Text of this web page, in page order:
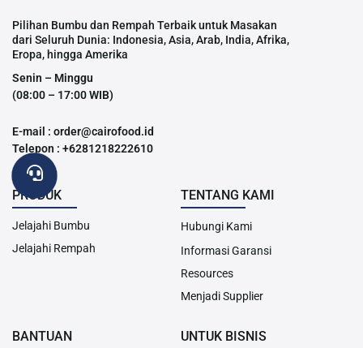
Pilihan Bumbu dan Rempah Terbaik untuk Masakan
dari Seluruh Dunia: Indonesia, Asia, Arab, India, Afrika,
Eropa, hingga Amerika
Senin – Minggu
(08:00 – 17:00 WIB)
E-mail : order@cairofood.id
Telepon : +6281218222610
PRODUK
Jelajahi Bumbu
Jelajahi Rempah
TENTANG KAMI
Hubungi Kami
Informasi Garansi
Resources
Menjadi Supplier
BANTUAN UNTUK BISNIS